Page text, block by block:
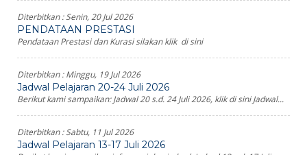
Diterbitkan :Senin, 20 Jul 2026
PENDATAAN PRESTASI
Pendataan Prestasi dan Kurasi silakan klik di sini
Diterbitkan :Minggu, 19 Jul 2026
Jadwal Pelajaran 20-24 Juli 2026
Berikut kami sampaikan: Jadwal 20 s.d. 24 Juli 2026, klik di sini Jadwal...
Diterbitkan :Sabtu, 11 Jul 2026
Jadwal Pelajaran 13-17 Juli 2026